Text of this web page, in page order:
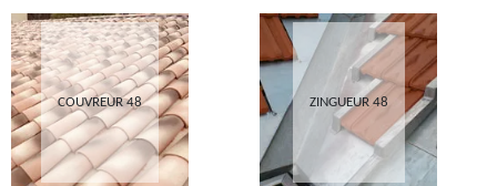
COUVREUR 48 ZINGUEUR 48